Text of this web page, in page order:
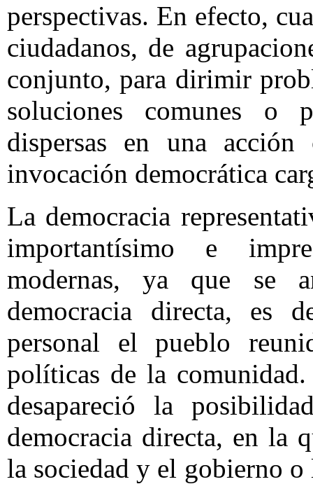
perspectivas. En efecto,
ciudadanos, de
conjunto, para dirimir
soluciones comunes o
dispersas en una
invocación democrática
La democracia
importantísimo e
modernas, ya que se
democracia directa, es
personal el pueblo
políticas de la
desapareció la
democracia directa, en la
la sociedad y el gobierno